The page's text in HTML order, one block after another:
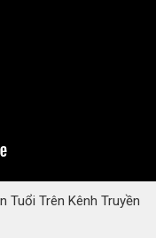
Tuổi Trên Kênh Truyền